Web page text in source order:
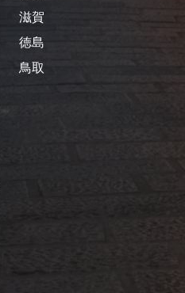
滋賀
徳島
鳥取